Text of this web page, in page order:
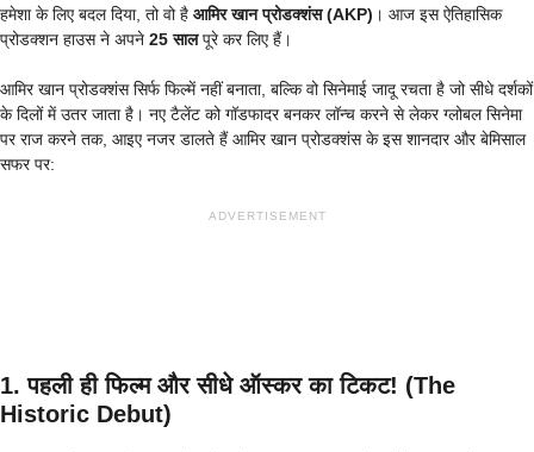
हमेशा के लिए बदल दिया, तो वो है आमिर खान प्रोडक्शंस (AKP) । आज इस ऐतिहासिक
प्रोडक्शन हाउस ने अपने 25 सालपूरे कर लिए हैं।
आमिर खान प्रोडक्शंस सिर्फ फिल्में नहीं बनाता, बल्कि वो सिनेमाई जादू रचता है जो सीधे दर्शकों
के दिलों में उतर जाता है। नए टैलेंट को गॉडफादर बनकर लॉन्च करने से लेकर ग्लोबल सिनेमा
पर राज करने तक, आइए नजर डालते हैं आमिर खान प्रोडक्शंस के इस शानदार और बेमिसाल
सफर पर:
ADVERTISEMENT
1. पहली ही फिल्म और सीधे ऑस्कर का टिकट! (The
Historic Debut)